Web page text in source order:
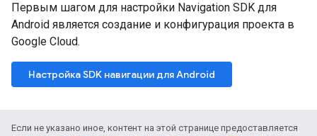
Первым шагом для настройки Navigation SDK для
Android является создание и конфигурация проекта в
Google Cloud.
Настройка SDK навигации для Android
Если не указано иное, контент на этой странице предоставляется